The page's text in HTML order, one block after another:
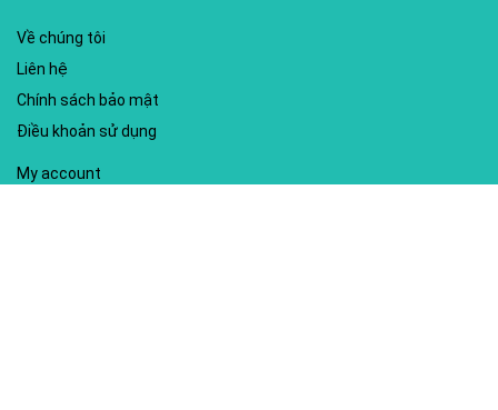
Về chúng tôi
Liên hệ
Chính sách bảo mật
Điều khoản sử dụng
My account